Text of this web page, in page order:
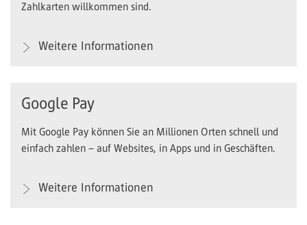
Zahlkarten willkommen sind.
Weitere Informationen
Google Pay
Mit Google Pay können Sie an Millionen Orten schnell und
einfach zahlen – auf Websites, in Apps und in Geschäften.
Weitere Informationen